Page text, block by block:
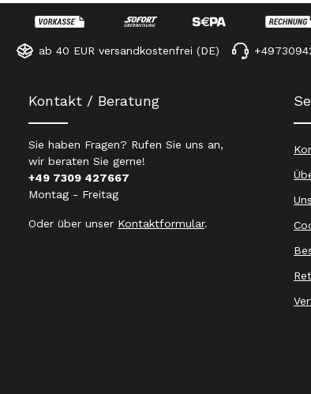
ab 40 EUR versandkostenfrei (DE)
Kontakt / Beratung
Sie haben Fragen? Rufen Sie uns an,
wir beraten Sie gerne!
+49 7309 427667
Montag - Freitag
Oder über unser Kontaktformular.